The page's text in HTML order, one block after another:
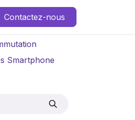
Contactez-nous
Smartphone